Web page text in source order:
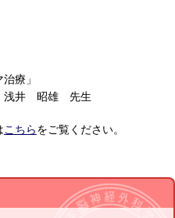
療」
浅井 昭雄 先生
こちらをご覧ください。